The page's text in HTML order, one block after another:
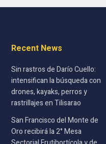
Recent News
Sin rastros de Darío Cuello:
intensifican la búsqueda con
drones, kayaks, perros y
rastrillajes en Tilisarao
San Francisco del Monte de
Oro recibirá la 2° Mesa